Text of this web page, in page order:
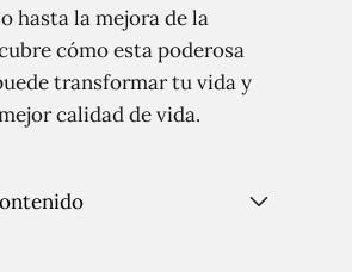
hasta la mejora de la
cómo esta poderosa
transformar tu vida y
calidad de vida.